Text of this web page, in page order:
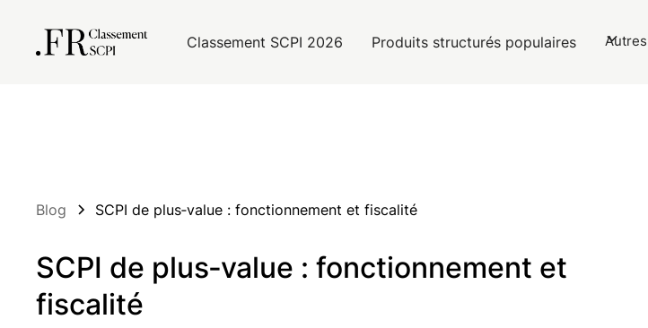
Classement SCPI 2026 Produits structurés populaires
Blog SCPI de plus‑value : fonctionnement et fiscalité
SCPI de plus‑value : fonctionnement et
fiscalité